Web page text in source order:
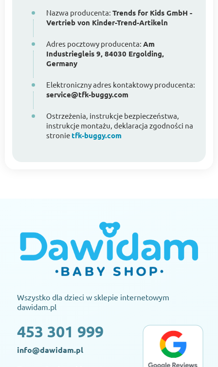
Nazwa producenta: Trends for Kids GmbH -
Vertrieb von Kinder-Trend-Artikeln
Adres pocztowy producenta: Am
Industriegleis 9, 84030 Ergolding,
Germany
Elektroniczny adres kontaktowy producenta:
service@tfk-buggy.com
Ostrzeżenia, instrukcje bezpieczeństwa,
instrukcje montażu, deklaracja zgodności na
stronie tfk-buggy.com
Wszystko dla dzieci w sklepie internetowym
dawidam.pl
453 301 999
info@dawidam.pl